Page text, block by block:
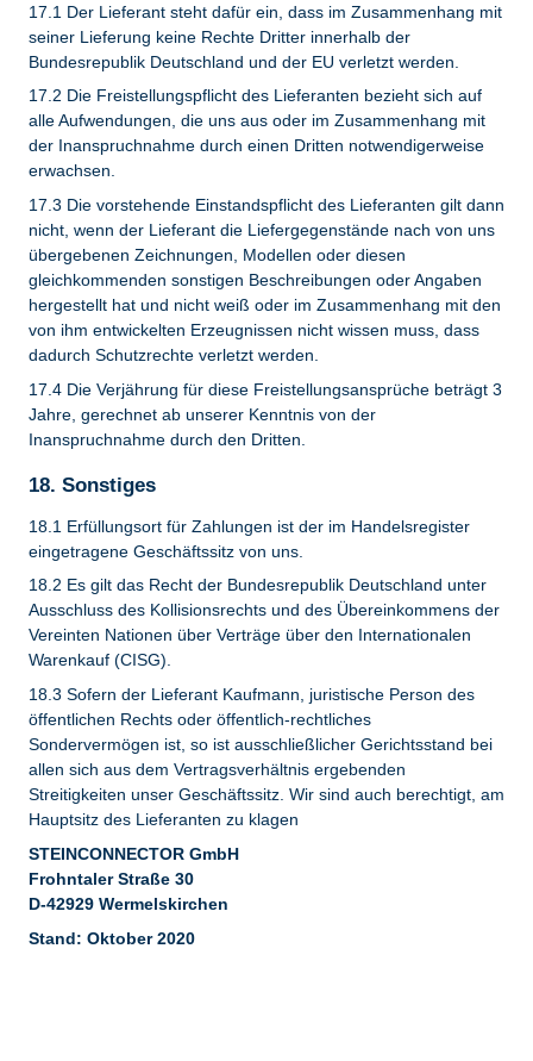
17.1 Der Lieferant steht dafür ein, dass im Zusammenhang mit
seiner Lieferung keine Rechte Dritter innerhalb der
Bundesrepublik Deutschland und der EU verletzt werden.
17.2 Die Freistellungspflicht des Lieferanten bezieht sich auf
alle Aufwendungen, die uns aus oder im Zusammenhang mit
der Inanspruchnahme durch einen Dritten notwendigerweise
erwachsen.
17.3 Die vorstehende Einstandspflicht des Lieferanten gilt dann
nicht, wenn der Lieferant die Liefergegenstände nach von uns
übergebenen Zeichnungen, Modellen oder diesen
gleichkommenden sonstigen Beschreibungen oder Angaben
hergestellt hat und nicht weiß oder im Zusammenhang mit den
von ihm entwickelten Erzeugnissen nicht wissen muss, dass
dadurch Schutzrechte verletzt werden.
17.4 Die Verjährung für diese Freistellungsansprüche beträgt 3
Jahre, gerechnet ab unserer Kenntnis von der
Inanspruchnahme durch den Dritten.
18. Sonstiges
18.1 Erfüllungsort für Zahlungen ist der im Handelsregister
eingetragene Geschäftssitz von uns.
18.2 Es gilt das Recht der Bundesrepublik Deutschland unter
Ausschluss des Kollisionsrechts und des Übereinkommens der
Vereinten Nationen über Verträge über den Internationalen
Warenkauf (CISG).
18.3 Sofern der Lieferant Kaufmann, juristische Person des
öffentlichen Rechts oder öffentlich-rechtliches
Sondervermögen ist, so ist ausschließlicher Gerichtsstand bei
allen sich aus dem Vertragsverhältnis ergebenden
Streitigkeiten unser Geschäftssitz. Wir sind auch berechtigt, am
Hauptsitz des Lieferanten zu klagen
STEINCONNECTOR GmbH
Frohntaler Straße 30
D-42929 Wermelskirchen
Stand: Oktober 2020